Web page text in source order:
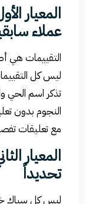
المعيار
عملاء
التقييمات هي
ليس كل
تذكر اسم الحي
مع تعليقات
المعيار
تحديداً
ليس كل سباك